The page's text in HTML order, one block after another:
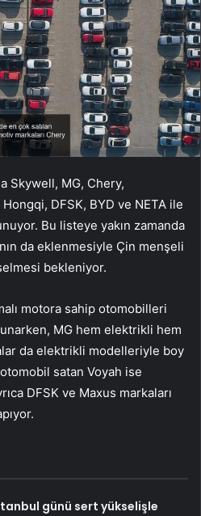
Skywell, MG, Chery,
DFSK, BYD ve NETA ile
Bu listeye yakın zamanda
da eklenmesiyle Çin menşeli
bekleniyor.
motora sahip otomobilleri
MG hem elektrikli hem
da elektrikli modelleriyle boy
satan Voyah ise
DFSK ve Maxus markaları
günü sert yükselişle